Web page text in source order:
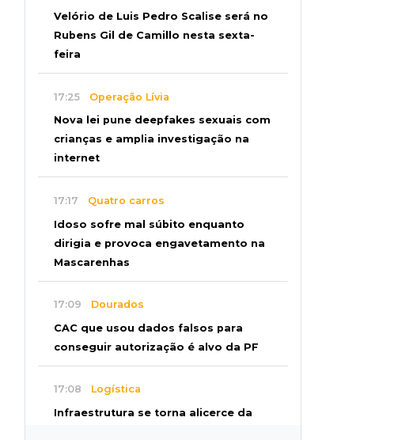
Velório de Luis Pedro Scalise será no
Rubens Gil de Camillo nesta sexta-
feira
17:25 Operação Lívia
Nova lei pune deepfakes sexuais com
crianças e amplia investigação na
internet
17:17 Quatro carros
Idoso sofre mal súbito enquanto
dirigia e provoca engavetamento na
Mascarenhas
17:09 Dourados
CAC que usou dados falsos para
conseguir autorização é alvo da PF
17:08 Logística
Infraestrutura se torna alicerce da